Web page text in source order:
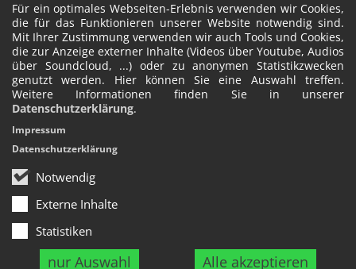
Für ein optimales Webseiten-Erlebnis verwenden wir Cookies,
die für das Funktionieren unserer Website notwendig sind.
Mit Ihrer Zustimmung verwenden wir auch Tools und Cookies,
die zur Anzeige externer Inhalte (Videos über Youtube, Audios
über Soundcloud, ...) oder zu anonymen Statistikzwecken
genutzt werden. Hier können Sie eine Auswahl treffen.
Weitere Informationen finden Sie in unserer
Datenschutzerklärung.
Notwendig
Externe Inhalte
Statistiken
nur Auswahl Alle akzeptieren
Impressum
Datenschutzerklärung